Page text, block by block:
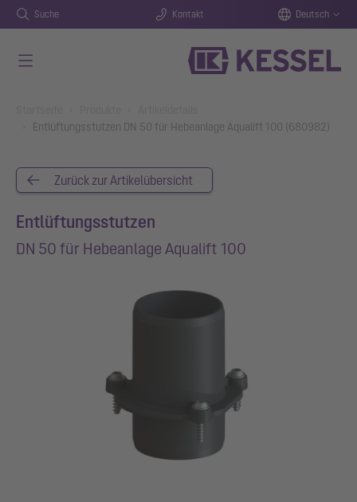
Suche Kontakt Deutsch
Entlüftungsstutzen DN 50 für Hebeanlage Aqualift 100 (680982)
Zurück zur Artikelübersicht
Entlüftungsstutzen
DN 50 für Hebeanlage Aqualift 100